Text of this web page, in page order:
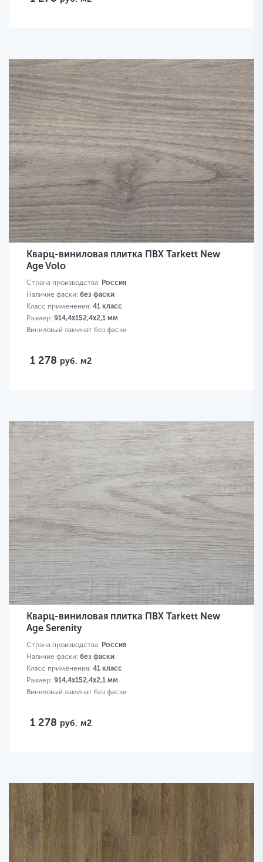
Кварц-виниловая плитка ПВХ Tarkett New
Age Volo
Страна производства: Россия
Наличие фаски: без фаски
Класс применения: 41 класс
Размер: 914,4х152,4х2,1 мм
Виниловый ламинат без фаски
1 278 руб. м2
Кварц-виниловая плитка ПВХ Tarkett New
Age Serenity
Страна производства: Россия
Наличие фаски: без фаски
Класс применения: 41 класс
Размер: 914,4х152,4х2,1 мм
Виниловый ламинат без фаски
1 278 руб. м2